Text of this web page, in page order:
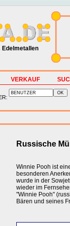
Edelmetallen
VERKAUF
Russische
Winnie Pooh ist
besonderen
wurde in der
wieder im
"Winnie Pooh"
Bären und seines